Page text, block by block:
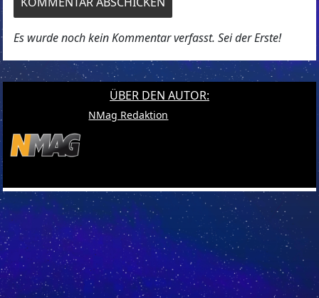
Es wurde noch kein Kommentar verfasst. Sei der Erste!
ÜBER DEN AUTOR:
NMag Redaktion